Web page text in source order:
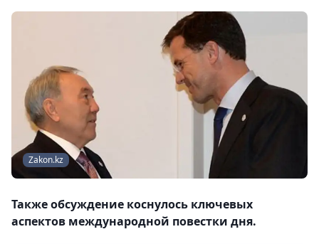
Zakon.kz
Также обсуждение коснулось ключевых
аспектов международной повестки дня.